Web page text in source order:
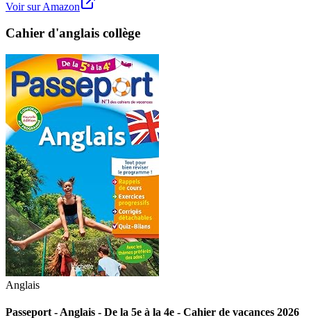
Voir sur Amazon
Cahier d'anglais collège
Anglais
Passeport - Anglais - De la 5e à la 4e - Cahier de vacances 2026